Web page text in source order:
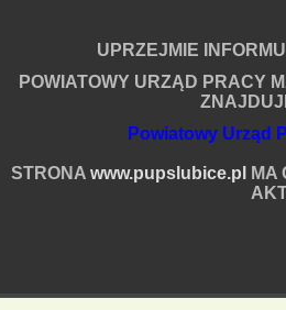
UPRZEJMIE
POWIATOWY URZĄD PRACY
Powiatowy Urząd
STRONA www.pupslubice.pl
MA